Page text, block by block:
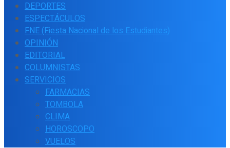
DEPORTES
ESPECTÁCULOS
FNE (Fiesta Nacional de los Estudiantes)
OPINIÓN
EDITORIAL
COLUMNISTAS
SERVICIOS
FARMACIAS
TOMBOLA
CLIMA
HOROSCOPO
VUELOS